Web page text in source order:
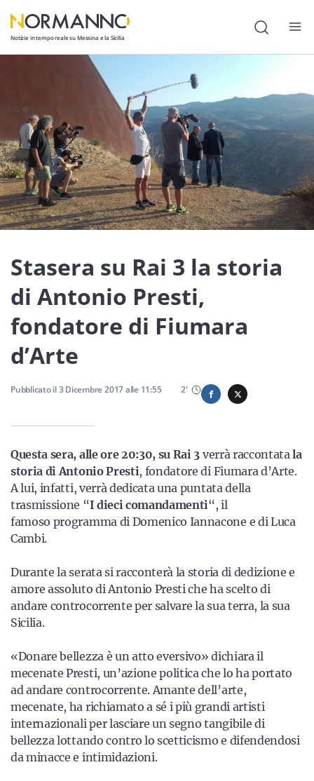
Notizie in tempo reale su Messina e la Sicilia
Cronaca
Politica
Cultura
Lavoro
Società
Economia
Sport
Sicilia
Servizi
Resta sempre aggiornato con le ultime news, iscriviti alla
nostra newsletter
Iscriviti
Stasera su Rai 3 la storia
di Antonio Presti,
fondatore di Fiumara
d’Arte
Pubblicato il3 Dicembre 2017alle 11:55 2'
Questa sera, alle ore 20:30, su Rai 3 verrà raccontatala
storia di Antonio Presti, fondatore di Fiumara d’Arte.
A lui, infatti, verrà dedicata una puntata della
trasmissione “I dieci comandamenti“, il
famoso programma di Domenico Iannacone e di Luca
Cambi.
Durante la serata si racconterà la storia di dedizione e
amore assoluto di Antonio Presti che ha scelto di
andare controcorrente per salvare la sua terra, la sua
Sicilia.
«Donare bellezza è un atto eversivo» dichiara il
mecenate Presti, un’azione politica che lo ha portato
ad andare controcorrente. Amante dell’arte,
mecenate, ha richiamato a sé i più grandi artisti
internazionali per lasciare un segno tangibile di
bellezza lottando contro lo scetticismo e difendendosi
da minacce e intimidazioni.